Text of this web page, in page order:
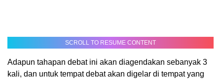
SCROLL TO RESUME CONTENT
Adapun tahapan debat ini akan diagendakan sebanyak 3
kali, dan untuk tempat debat akan digelar di tempat yang